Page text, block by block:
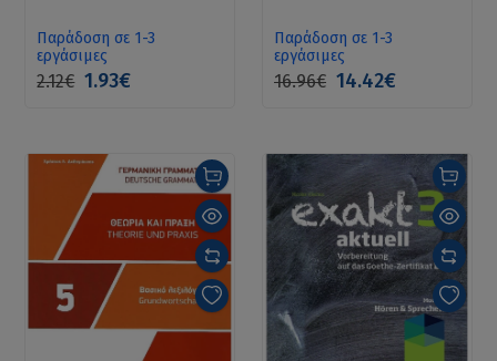
Παράδοση σε 1-3
εργάσιμες
2.12€ 1.93€
Παράδοση σε 1-3
εργάσιμες
16.96€ 14.42€